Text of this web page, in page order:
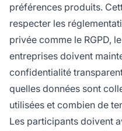
préférences produits.
respecter les
privée comme le RGPD,
entreprises doivent
confidentialité
quelles données sont
utilisées et combien de
Les participants doivent